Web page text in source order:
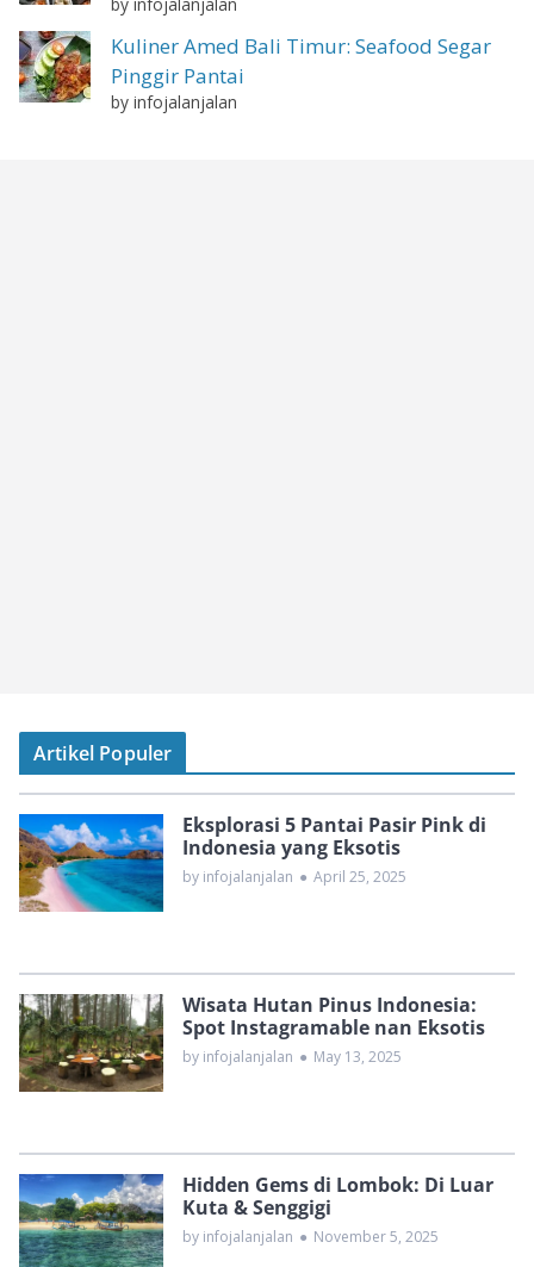
Kuliner Amed Bali Timur: Seafood Segar
Pinggir Pantai
by infojalanjalan
Artikel Populer
Eksplorasi 5 Pantai Pasir Pink di
Indonesia yang Eksotis
by infojalanjalan ● April 25, 2025
Wisata Hutan Pinus Indonesia:
Spot Instagramable nan Eksotis
by infojalanjalan ● May 13, 2025
Hidden Gems di Lombok: Di Luar
Kuta & Senggigi
by infojalanjalan ● November 5, 2025